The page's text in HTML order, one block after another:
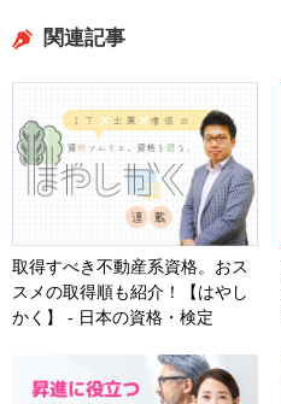
関連記事
取得すべき不動産系資格。おス
スメの取得順も紹介！【はやし
かく】 - 日本の資格・検定